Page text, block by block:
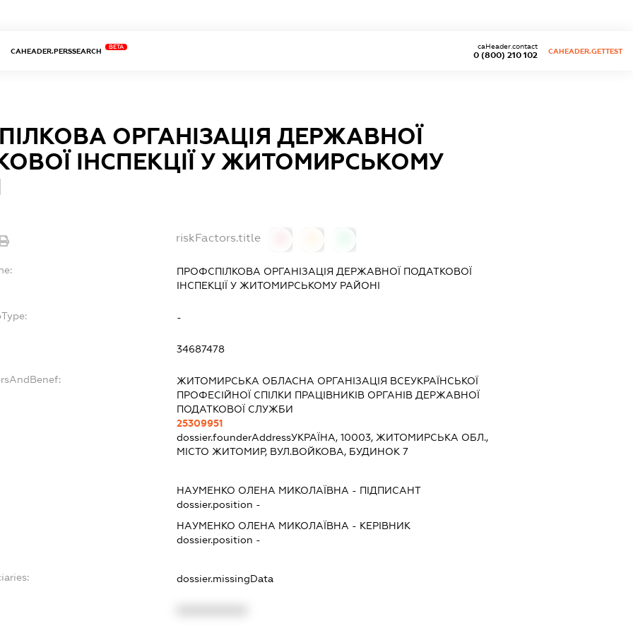
CAHEADER.PERSSEARCH
BETA
0 (800) 210 102
caHeader.contact
CAHEADER.GETTEST
ОРГАНІЗАЦІЯ ДЕРЖАВНОЇ
ІНСПЕКЦІЇ У ЖИТОМИРСЬКОМУ
riskFactors.title
ПРОФСПІЛКОВА ОРГАНІЗАЦІЯ ДЕРЖАВНОЇ ПОДАТКОВОЇ
ІНСПЕКЦІЇ У ЖИТОМИРСЬКОМУ РАЙОНІ
-
34687478
ЖИТОМИРСЬКА ОБЛАСНА ОРГАНІЗАЦІЯ ВСЕУКРАЇНСЬКОЇ
ПРОФЕСІЙНОЇ СПІЛКИ ПРАЦІВНИКІВ ОРГАНІВ ДЕРЖАВНОЇ
ПОДАТКОВОЇ СЛУЖБИ
25309951
dossier.founderAddressУКРАЇНА, 10003, ЖИТОМИРСЬКА ОБЛ.,
МІСТО ЖИТОМИР, ВУЛ.ВОЙКОВА, БУДИНОК 7
НАУМЕНКО ОЛЕНА МИКОЛАЇВНА - ПІДПИСАНТ
dossier.position -
НАУМЕНКО ОЛЕНА МИКОЛАЇВНА - КЕРІВНИК
dossier.position -
dossier.missingData